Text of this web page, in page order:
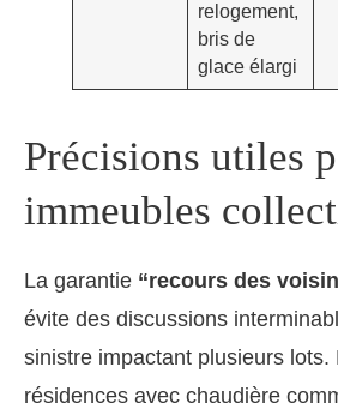
relogement,
bris de
glace élargi
Précisions utiles
immeubles
La garantie “recours des
évite des discussions
sinistre impactant plusieurs lots.
résidences avec chaudière